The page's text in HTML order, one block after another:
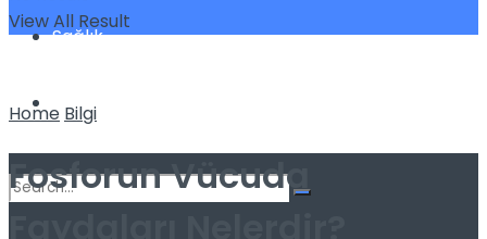
Sağlık
Spor
View All Result
Home Bilgi
Fosforun Vücuda